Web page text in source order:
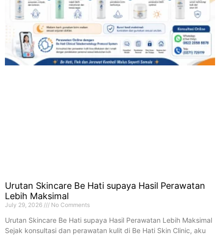
Urutan Skincare Be Hati supaya Hasil Perawatan
Lebih Maksimal
July 29, 2026 No Comments
Urutan Skincare Be Hati supaya Hasil Perawatan Lebih Maksimal
Sejak konsultasi dan perawatan kulit di Be Hati Skin Clinic, aku